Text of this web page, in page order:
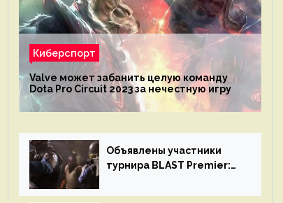
Киберспорт
Valve может забанить целую команду
Dota Pro Circuit 2023 за нечестную игру
Объявлены участники
турнира BLAST Premier: